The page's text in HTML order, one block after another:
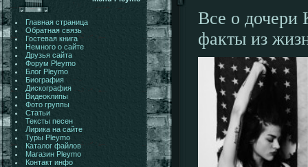
Главная страница
Обратная связь
Гостевая книга
Немного о сайте
Друзья сайта
Форум Pleymo
Блог Pleymo
Биография
Дискография
Видеоклипы
Фото группы
Статьи
Тексты песен
Лирика на сайте
Туры Pleymo
Каталог файлов
Магазин Pleymo
Контакт инфо
Все о дочери
факты из